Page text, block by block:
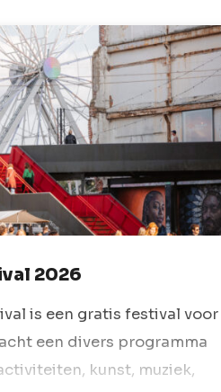
2026
is een gratis festival voor
een divers programma
kunst, muziek,